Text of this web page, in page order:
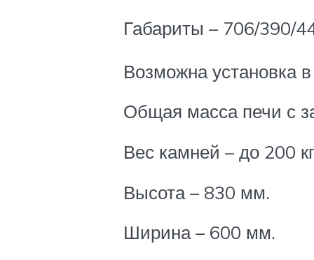
Габариты – 706/390/
Возможна установка
Общая масса печи с
Вес камней – до 200
Высота – 830 мм.
Ширина – 600 мм.